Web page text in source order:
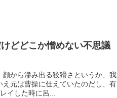
どどこか憎めない不思議
から滲み出る狡猾さというか、我
元は曹操に仕えていたのだし、有
イした時に呂...